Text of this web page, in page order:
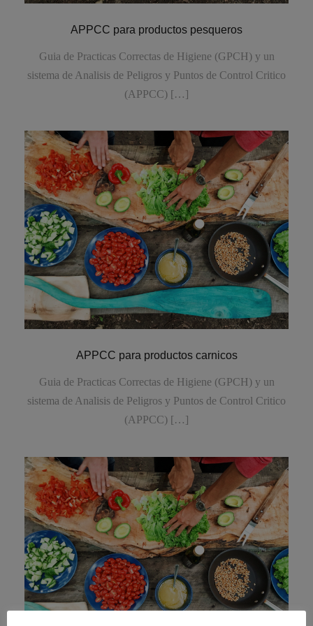
APPCC para productos pesqueros
Guia de Practicas Correctas de Higiene (GPCH) y un
sistema de Analisis de Peligros y Puntos de Control Critico
(APPCC) […]
APPCC para productos carnicos
Guia de Practicas Correctas de Higiene (GPCH) y un
sistema de Analisis de Peligros y Puntos de Control Critico
(APPCC) […]